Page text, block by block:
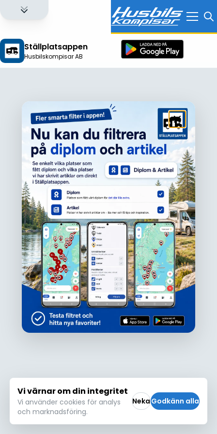
Ställplatsappen
Husbilskompisar AB
Ojdå!
Den här platsen hittades inte eller kunde
inte läsas in korrekt. Vänligen försök igen
Försök igen
Logga in för att få full tillgång till alla funktioner!
Vi värnar om din integritet
Vi använder cookies för analys
och marknadsföring.
NekaGodkänn alla